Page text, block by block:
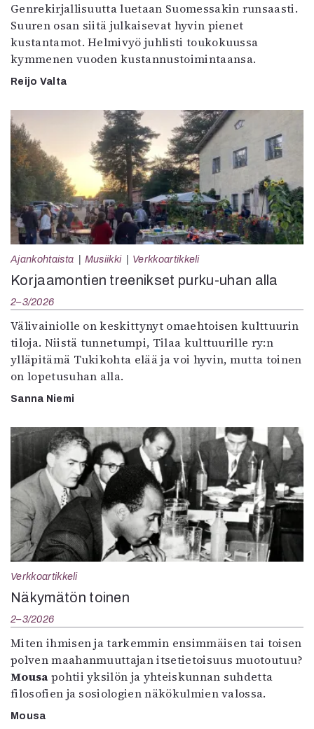
Genrekirjallisuutta luetaan Suomessakin runsaasti.
Suuren osan siitä julkaisevat hyvin pienet
kustantamot. Helmivyö juhlisti toukokuussa
kymmenen vuoden kustannustoimintaansa.
Reijo Valta
Ajankohtaista Musiikki Verkkoartikkeli
Korjaamontien treenikset purku-uhan alla
2–3/2026
Välivainiolle on keskittynyt omaehtoisen kulttuurin
tiloja. Niistä tunnetumpi, Tilaa kulttuurille ry:n
ylläpitämä Tukikohta elää ja voi hyvin, mutta toinen
on lopetusuhan alla.
Sanna Niemi
Verkkoartikkeli
Näkymätön toinen
2–3/2026
Miten ihmisen ja tarkemmin ensimmäisen tai toisen
polven maahanmuuttajan itsetietoisuus muotoutuu?
Mousa pohtii yksilön ja yhteiskunnan suhdetta
filosofien ja sosiologien näkökulmien valossa.
Mousa